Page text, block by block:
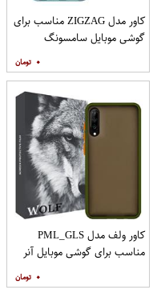
کاور مدل ZIGZAG مناسب برای
گوشی موبایل سامسونگ
نگهدارنده
۰
کاور ولف مدل PML_GLS
مناسب برای گوشی موبایل آنر
۰